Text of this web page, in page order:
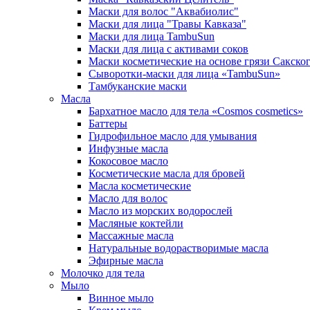
Маски для волос "Аквабиолис"
Маски для лица "Травы Кавказа"
Маски для лица TambuSun
Маски для лица с активами соков
Маски косметические на основе грязи
Сыворотки-маски для лица «TambuSun»
Тамбуканские маски
Масла
Бархатное масло для тела «Cosmos cosmetics»
Баттеры
Гидрофильное масло для умывания
Инфузные масла
Кокосовое масло
Косметические масла для бровей
Масла косметические
Масло для волос
Масло из морских водорослей
Масляные коктейли
Массажные масла
Натуральные водорастворимые масла
Эфирные масла
Молочко для тела
Мыло
Винное мыло